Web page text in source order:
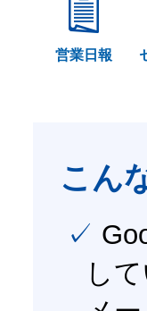
営業日報
こん
✓ Google Workspace（旧G Suite） を社内で導入
し